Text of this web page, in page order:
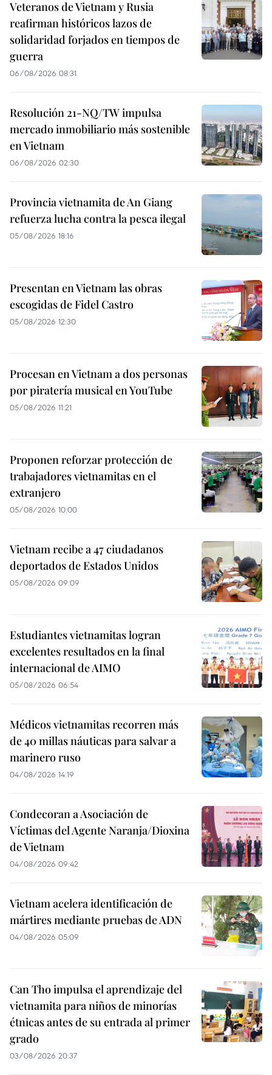
Veteranos de Vietnam y Rusia
reafirman históricos lazos de
solidaridad forjados en tiempos de
guerra
06/08/2026 08:31
Resolución 21-NQ/TW impulsa
mercado inmobiliario más sostenible
en Vietnam
06/08/2026 02:30
Provincia vietnamita de An Giang
refuerza lucha contra la pesca ilegal
05/08/2026 18:16
Presentan en Vietnam las obras
escogidas de Fidel Castro
05/08/2026 12:30
Procesan en Vietnam a dos personas
por piratería musical en YouTube
05/08/2026 11:21
Proponen reforzar protección de
trabajadores vietnamitas en el
extranjero
05/08/2026 10:00
Vietnam recibe a 47 ciudadanos
deportados de Estados Unidos
05/08/2026 09:09
Estudiantes vietnamitas logran
excelentes resultados en la final
internacional de AIMO
05/08/2026 06:54
Médicos vietnamitas recorren más
de 40 millas náuticas para salvar a
marinero ruso
04/08/2026 14:19
Condecoran a Asociación de
Víctimas del Agente Naranja/Dioxina
de Vietnam
04/08/2026 09:42
Vietnam acelera identificación de
mártires mediante pruebas de ADN
04/08/2026 05:09
Can Tho impulsa el aprendizaje del
vietnamita para niños de minorías
étnicas antes de su entrada al primer
grado
03/08/2026 20:37